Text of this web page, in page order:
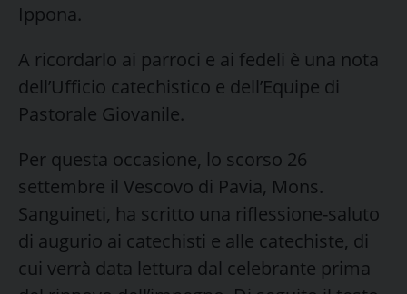
Ippona.
A ricordarlo ai parroci e ai fedeli è una nota
dell’Ufficio catechistico e dell’Equipe di
Pastorale Giovanile.
Per questa occasione, lo scorso 26
settembre il Vescovo di Pavia, Mons.
Sanguineti, ha scritto una riflessione-saluto
di augurio ai catechisti e alle catechiste, di
cui verrà data lettura dal celebrante prima